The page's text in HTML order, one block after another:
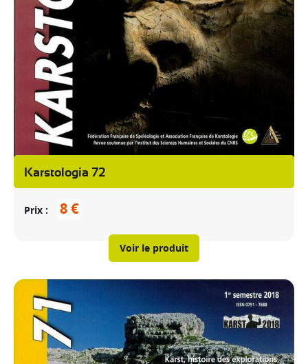
Karstologia 72
Prix 8 €
Voir le produit